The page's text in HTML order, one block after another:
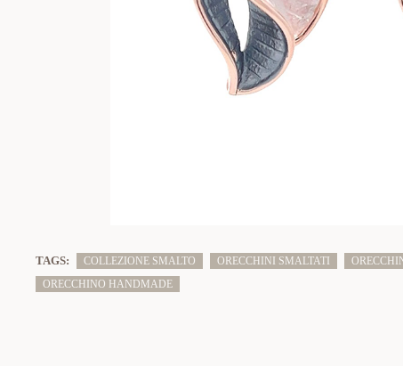
TAGS: COLLEZIONE SMALTO ORECCHINI SMALTATI
ORECCHINO HANDMADE